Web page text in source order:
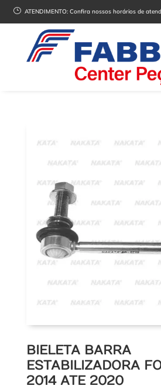
} ATENDIMENTO:Confira nossos horários de
BIELETA BARRA
ESTABILIZADORA
2014 ATE 2020